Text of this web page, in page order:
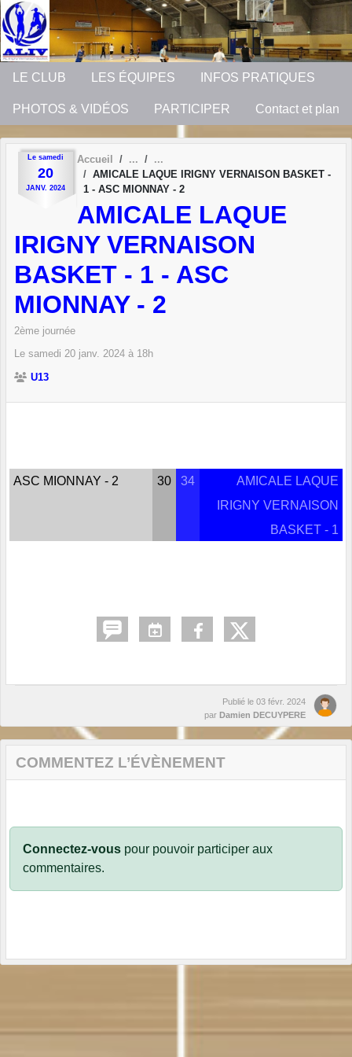
LE CLUB LES ÉQUIPES INFOS PRATIQUES
PHOTOS & VIDÉOS PARTICIPER Contact et plan
Le samedi
20
JANV. 2024
Accueil
AMICALE LAQUE IRIGNY VERNAISON BASKET -
1 - ASC MIONNAY - 2
AMICALE LAQUE
IRIGNY VERNAISON
BASKET - 1 - ASC
MIONNAY - 2
2ème journée
Le samedi 20 janv. 2024 à 18h
U13
ASC MIONNAY - 2 30 34
AMICALE LAQUE
IRIGNY VERNAISON
BASKET - 1
Publié le 03 févr. 2024
par Damien DECUYPERE
COMMENTEZ L’ÉVÈNEMENT
Connectez-vous pour pouvoir participer aux
commentaires.
Panneau de gestion des cookies